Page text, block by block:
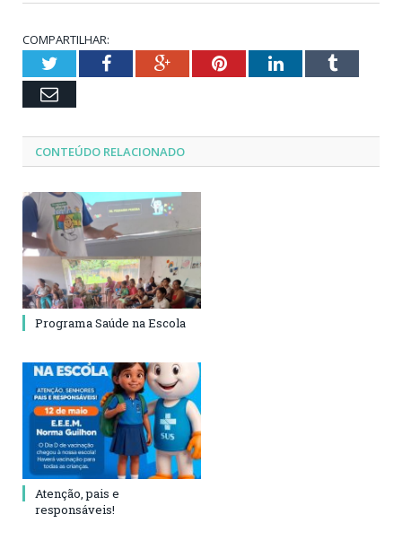
COMPARTILHAR:
TwitterFacebookGoogle+PinterestLinkedInTumblr
Email
CONTEÚDO RELACIONADO
Programa Saúde na Escola
Atenção, pais e
responsáveis!